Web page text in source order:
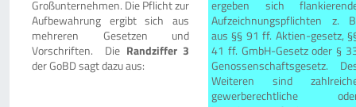
Großunternehmen. Die Pflicht zur
Aufbewahrung ergibt sich aus
mehreren Gesetzen und
Vorschriften. Die Randziffer 3
der GoBD sagt dazu aus:
ergeben sich
Aufzeichnungspflichten z.
aus §§ 91 ff. Aktien-gesetz,
41 ff. GmbH-Gesetz oder §
Genossenschaftsgesetz.
Weiteren sind
gewerberechtliche